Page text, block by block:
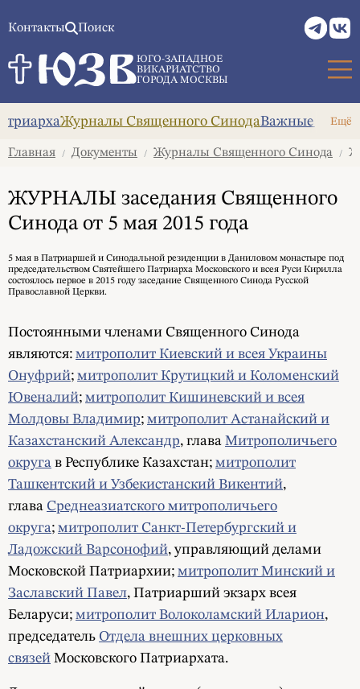
Контакты Поиск
ЮГО-ЗАПАДНОЕ
ВИКАРИАТСТВО
ГОРОДА МОСКВЫ
Ещё
Журналы Священного СинодаВажные
Главная / Документы / Журналы Священного Синода /
ЖУРНАЛЫ заседания Священного
Синода от 5 мая 2015 года
5 мая в Патриаршей и Синодальной резиденции в Даниловом монастыре под
председательством Святейшего Патриарха Московского и всея Руси Кирилла
состоялось первое в 2015 году заседание Священного Синода Русской
Православной Церкви.
Постоянными членами Священного Синода
являются: митрополит Киевский и всея Украины
Онуфрий; митрополит Крутицкий и Коломенский
Ювеналий; митрополит Кишиневский и всея
Молдовы Владимир; митрополит Астанайский и
Казахстанский Александр, глава Митрополичьего
округа в Республике Казахстан; митрополит
Ташкентский и Узбекистанский Викентий,
глава Среднеазиатского митрополичьего
округа; митрополит Санкт-Петербургский и
Ладожский Варсонофий, управляющий делами
Московской Патриархии; митрополит Минский и
Заславский Павел, Патриарший экзарх всея
Беларуси; митрополит Волоколамский Иларион,
председатель Отдела внешних церковных
связей Московского Патриархата.